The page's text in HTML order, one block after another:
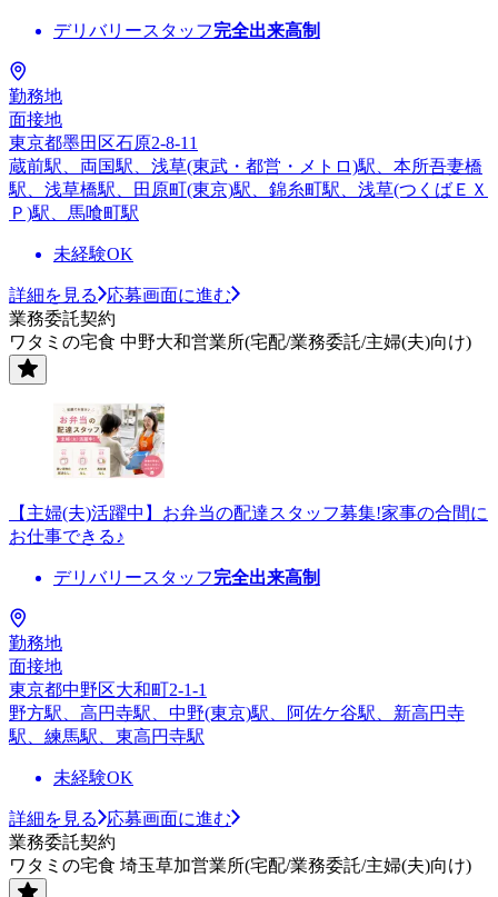
デリバリースタッフ完全出来高制
勤務地
面接地
東京都墨田区石原2-8-11
蔵前駅、両国駅、浅草(東武・都営・メトロ)駅、本所吾妻橋
駅、浅草橋駅、田原町(東京)駅、錦糸町駅、浅草(つくばＥＸ
Ｐ)駅、馬喰町駅
未経験OK
詳細を見る
応募画面に進む
業務委託契約
ワタミの宅食 中野大和営業所(宅配/業務委託/主婦(夫)向け)
【主婦(夫)活躍中】お弁当の配達スタッフ募集!家事の合間に
お仕事できる♪
デリバリースタッフ完全出来高制
勤務地
面接地
東京都中野区大和町2-1-1
野方駅、高円寺駅、中野(東京)駅、阿佐ケ谷駅、新高円寺
駅、練馬駅、東高円寺駅
未経験OK
詳細を見る
応募画面に進む
業務委託契約
ワタミの宅食 埼玉草加営業所(宅配/業務委託/主婦(夫)向け)